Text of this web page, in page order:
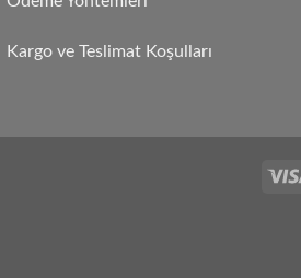
Kargo ve Teslimat Koşulları